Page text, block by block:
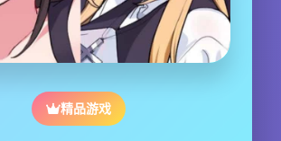
精品游戏